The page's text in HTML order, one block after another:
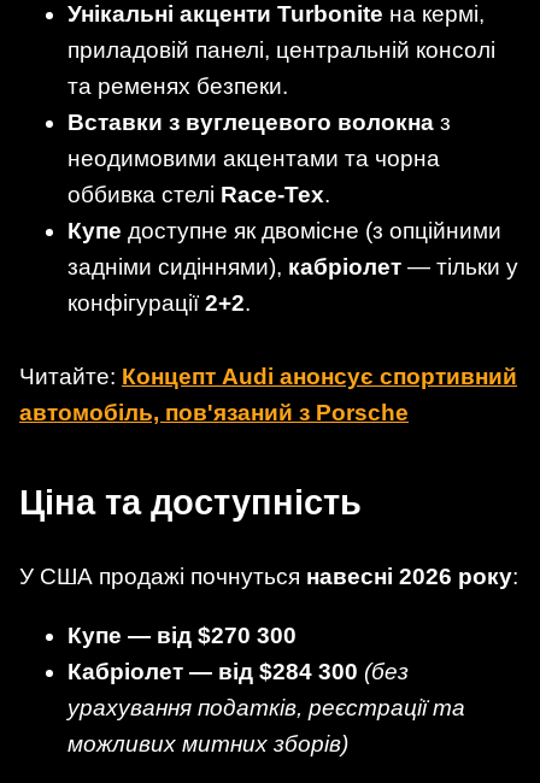
Унікальні акценти Turbonite на кермі,
приладовій панелі, центральній консолі
та ременях безпеки.
Вставки з вуглецевого волокна з
неодимовими акцентами та чорна
оббивка стелі Race-Tex.
Купе доступне як двомісне (з опційними
задніми сидіннями), кабріолет — тільки у
конфігурації2+2.
Читайте: Концепт Audi анонсує спортивний
автомобіль, пов'язаний з Porsche
Ціна та доступність
У США продажі почнуться навесні 2026 року:
Купе — від $270 300
Кабріолет — від $284 300 (без
урахування податків, реєстрації та
можливих митних зборів)